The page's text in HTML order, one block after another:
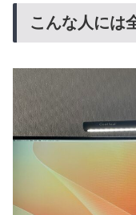
こんな人には